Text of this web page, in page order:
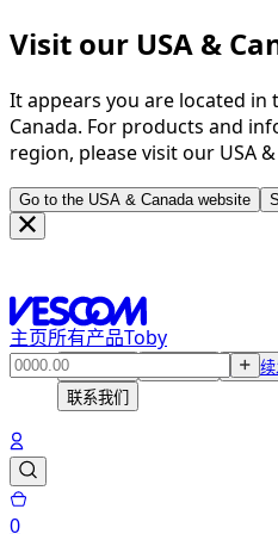
Visit our USA &
It appears you are located in
Canada. For products and
region, please visit our USA
Go to the USA & Canada website
主页所有产品Toby
产品中心 可持
联系我们
0